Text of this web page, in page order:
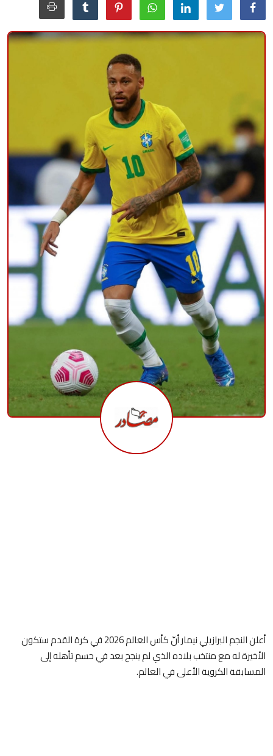
منوعات
أعلن النجم البرازيلي نيمار أنّ كأس العالم 2026 في كرة القدم ستكون
الأخيرة له مع منتخب بلاده الذي لم ينجح بعد في حسم تأهله إلى
المسابقة الكروية الأعلى في العالم.